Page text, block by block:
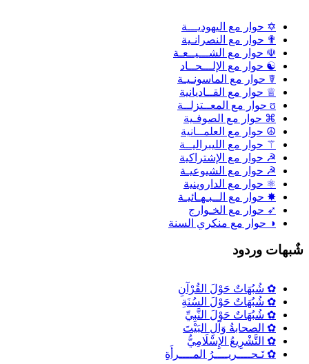
✡ حوار مع اليهوديـــة
✟ حوار مع النصرانـية
☫ حوار مع الشـــيــعـة
☯ حوار مع الإلـــحــاد
☤ حوار مع الماسونـيـة
♕ حوار مع القــاديانية
ʊ حوار مع المعــتزلــة
⌘ حوار مع الصوفـية
☮ حوار مع العلمــانية
⚚ حوار مع الليبراليــة
☭ حوار مع الإشتراكية
☭ حوار مع الشيوعيـة
⚛ حوار مع الداروينية
✸ حوار مع الــبـهـائيـة
➶ حوار مع الخـوارج
◑ حوار مع منكري السنة
وردود
✿ شُبُهَاتٌ حَوْلَ القُرْآنِ
✿ شُبُهَاتٌ حَوْلَ السُنَةِ
✿ شُبُهَاتٌ حَوْلَ النَّبِيِّ
✿ الصحابةُ وَآلِ البَيْتَ
✿ التَّشْرِيعُ الإِسْلَامِيُّ
✿ تَـحــــريــــرُ المــــرأَةِ